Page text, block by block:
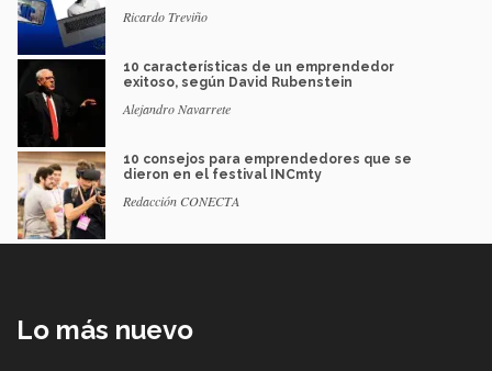
Ricardo Treviño
10 características de un emprendedor
exitoso, según David Rubenstein
Alejandro Navarrete
10 consejos para emprendedores que se
dieron en el festival INCmty
Redacción CONECTA
Lo más nuevo